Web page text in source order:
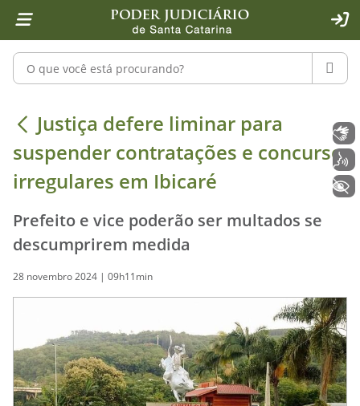
1 Ir para o conteúdo
2 Ir para a ferramenta de acessibilidade - Rybená
4 Ir para o menu principal
5 Ir para a pesquisa
6 Ir para o rodapé
7 Ir para a página inicial
Pesquisar no portal
Justiça defere liminar para
Justiça defere liminar para
suspender contratações e concurso
irregulares em Ibicaré
Prefeito e vice poderão ser multados se
descumprirem medida
28 novembro 2024 | 09h11min
Libras
Voz
+ Acessibilidade